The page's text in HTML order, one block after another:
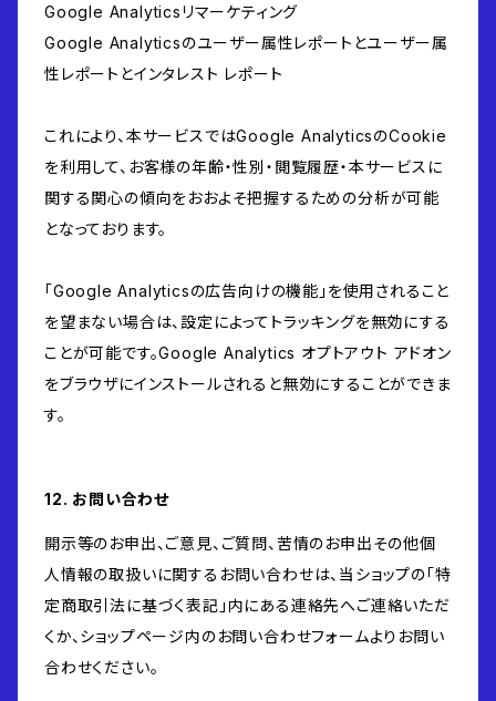
Google Analyticsリマーケティング
Google Analyticsのユーザー属性レポートとユーザー属
性レポートとインタレスト レポート
これにより、本サービスではGoogle AnalyticsのCookie
を利用して、お客様の年齢・性別・閲覧履歴・本サービスに
関する関心の傾向をおおよそ把握するための分析が可能
となっております。
「Google Analyticsの広告向けの機能」を使用されること
を望まない場合は、設定によってトラッキングを無効にする
ことが可能です。Google Analytics オプトアウト アドオン
をブラウザにインストールされると無効にすることができま
す。
12. お問い合わせ
開示等のお申出、ご意見、ご質問、苦情のお申出その他個
人情報の取扱いに関するお問い合わせは、当ショップの「特
定商取引法に基づく表記」内にある連絡先へご連絡いただ
くか、ショップページ内のお問い合わせフォームよりお問い
合わせください。